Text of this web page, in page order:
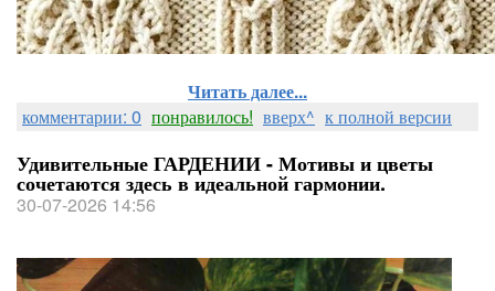
Читать далее...
комментарии: 0 понравилось! вверх^ к полной версии
Удивительные ГАРДЕНИИ - Мотивы и цветы
сочетаются здесь в идеальной гармонии.
30-07-2026 14:56